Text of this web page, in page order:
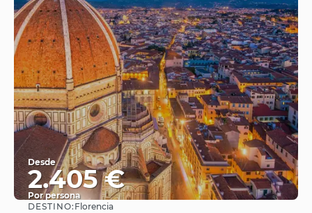
Desde
2.405 €
Por persona
DESTINO: Florencia